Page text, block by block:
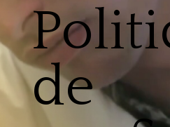
de